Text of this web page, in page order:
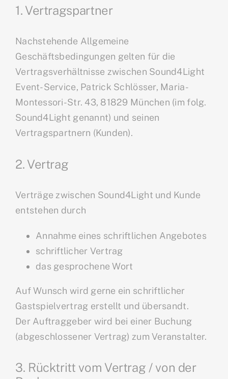
1. Vertragspartner
Nachstehende Allgemeine
Geschäftsbedingungen gelten für die
Vertragsverhältnisse zwischen Sound4Light
Event-Service, Patrick Schlösser, Maria-
Montessori-Str. 43, 81829 München (im folg.
Sound4Light genannt) und seinen
Vertragspartnern (Kunden).
2. Vertrag
Verträge zwischen Sound4Light und Kunde
entstehen durch
Annahme eines schriftlichen Angebotes
schriftlicher Vertrag
das gesprochene Wort
Auf Wunsch wird gerne ein schriftlicher
Gastspielvertrag erstellt und übersandt.
Der Auftraggeber wird bei einer Buchung
(abgeschlossener Vertrag) zum Veranstalter.
3. Rücktritt vom Vertrag / von der